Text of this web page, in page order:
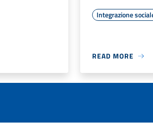
Integrazione
READ MORE